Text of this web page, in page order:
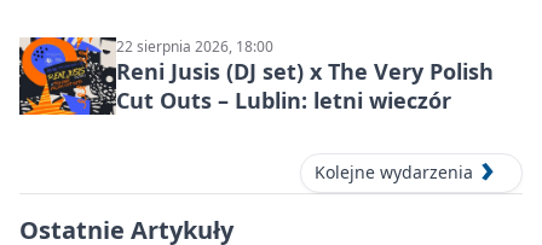
22 sierpnia 2026, 18:00
Reni Jusis (DJ set) x The Very Polish
Cut Outs – Lublin: letni wieczór
Kolejne wydarzenia
Ostatnie Artykuły